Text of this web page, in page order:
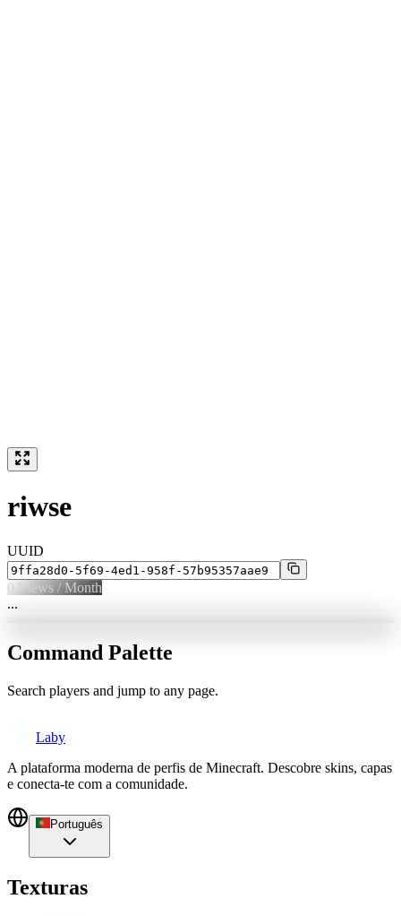
riwse
UUID
0 Views / Month
...
Command Palette
Search players and jump to any page.
Laby
A plataforma moderna de perfis de Minecraft. Descobre skins, capas
e conecta-te com a comunidade.
Português
Texturas